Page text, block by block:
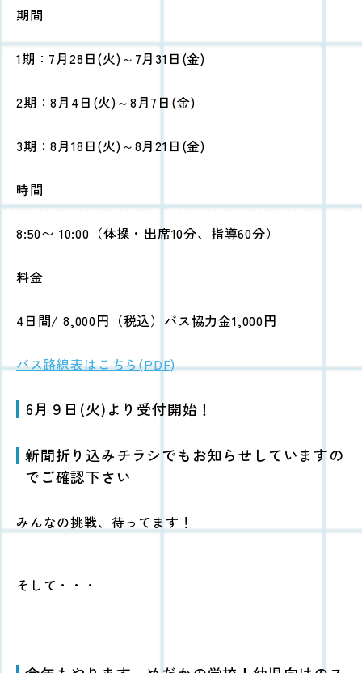
期間
1期：7月28日(火)～7月31日(金)
2期：8月4日(火)～8月7日(金)
3期：8月18日(火)～8月21日(金)
時間
8:50〜 10:00（体操・出席10分、指導60分）
料金
4日間/ 8,000円（税込）バス協力金1,000円
バス路線表はこちら(PDF)
6月９日(火)より受付開始！
新聞折り込みチラシでもお知らせしていますの
でご確認下さい
みんなの挑戦、待ってます！
そして・・・